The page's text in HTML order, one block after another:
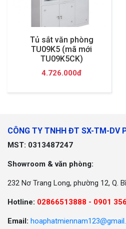
Tủ sắt văn phòng
TU09K5 (mã mới
TU09K5CK)
4.726.000đ
CÔNG TY TNHH ĐT SX-TM-DV
MST: 0313487247
Showroom & văn phòng:
232 Nơ Trang Long, phường 12, Q.
Hotline: 02866513888 - 0901
Email: